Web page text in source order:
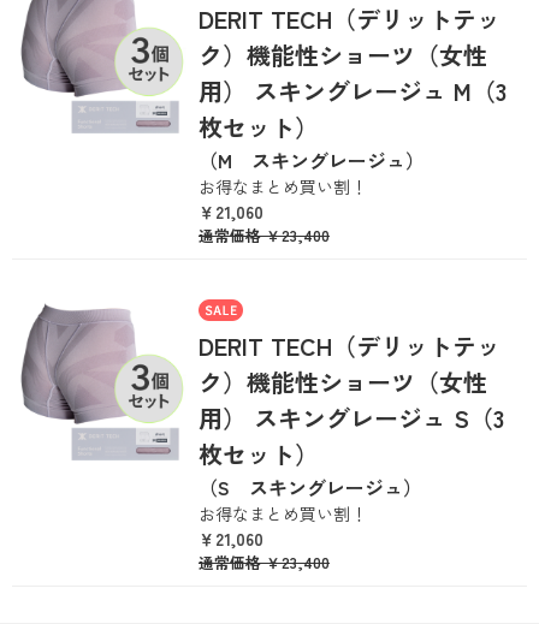
DERIT TECH（デリットテッ
ク）機能性ショーツ（女性
用） スキングレージュ M（3
枚セット）
（M スキングレージュ）
お得なまとめ買い割！
￥21,060
通常価格￥23,400
DERIT TECH（デリットテッ
ク）機能性ショーツ（女性
用） スキングレージュ S（3
枚セット）
（S スキングレージュ）
お得なまとめ買い割！
￥21,060
通常価格￥23,400